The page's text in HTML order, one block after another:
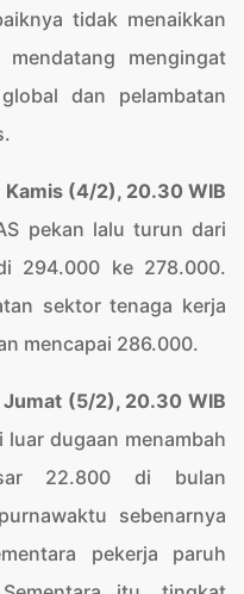
tidak menaikkan
mengingat
dan pelambatan
(4/2), 20.30 WIB
pekan lalu turun dari
294.000 ke 278.000.
sektor tenaga kerja
mencapai 286.000.
(5/2), 20.30 WIB
luar dugaan menambah
22.800 di bulan
sebenarnya
pekerja paruh